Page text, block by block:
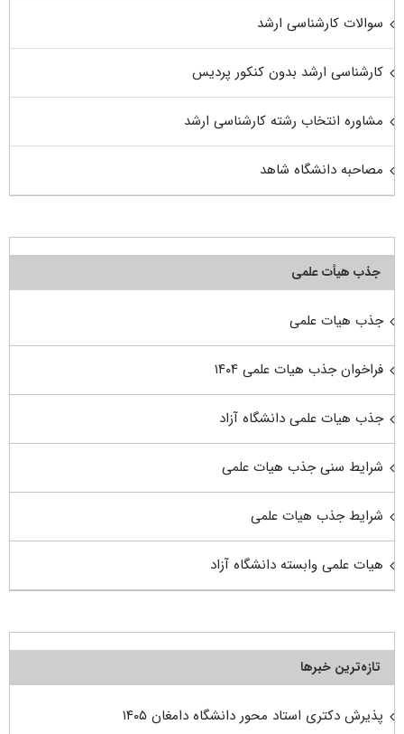
سوالات کارشناسی ارشد
کارشناسی ارشد بدون کنکور پردیس
مشاوره انتخاب رشته کارشناسی ارشد
مصاحبه دانشگاه شاهد
جذب هیأت علمی
جذب هیات علمی
فراخوان جذب هیات علمی ۱۴۰۴
جذب هیات علمی دانشگاه آزاد
شرایط سنی جذب هیات علمی
شرایط جذب هیات علمی
هیات علمی وابسته دانشگاه آزاد
تازه‌ترین خبرها
پذیرش دکتری استاد محور دانشگاه دامغان ۱۴۰۵